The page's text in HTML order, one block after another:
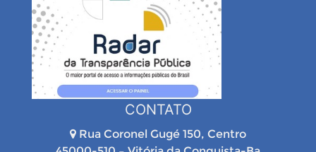
CONTATO
Rua Coronel Gugé 150, Centro